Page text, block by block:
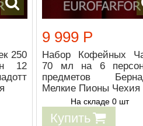
250
12
9 999 Р
Набор Кофейных
70 мл на 6
предметов
Мелкие Пионы Чехия
На складе 0 шт
Купить